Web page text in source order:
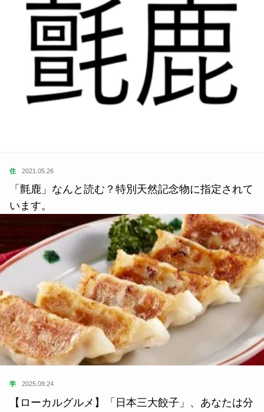
住 2021.05.26
「氈鹿」なんと読む？特別天然記念物に指定されて
います。
学 2025.09.24
【ローカルグルメ】「日本三大餃子」、あなたは分